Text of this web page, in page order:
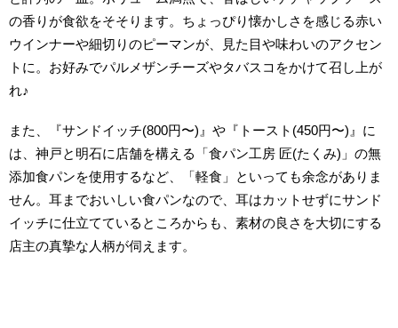
の香りが食欲をそそります。ちょっぴり懐かしさを感じる赤い
ウインナーや細切りのピーマンが、見た目や味わいのアクセン
トに。お好みでパルメザンチーズやタバスコをかけて召し上が
れ♪
また、『サンドイッチ(800円〜)』や『トースト(450円〜)』に
は、神戸と明石に店舗を構える「食パン工房 匠(たくみ)」の無
添加食パンを使用するなど、「軽食」といっても余念がありま
せん。耳までおいしい食パンなので、耳はカットせずにサンド
イッチに仕立てているところからも、素材の良さを大切にする
店主の真摯な人柄が伺えます。